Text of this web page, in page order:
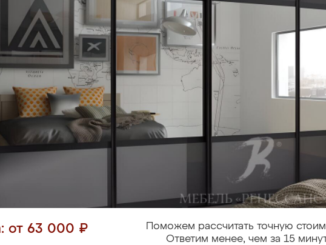
от 63 000 ₽
Поможем рассчитать точную
Ответим менее, чем за 15